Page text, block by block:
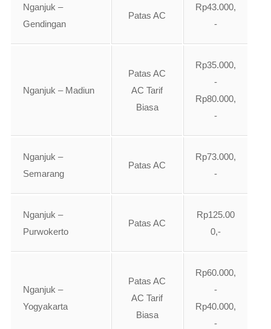
Nganjuk –
Gendingan
Patas AC
Rp43.000,
-
Nganjuk – Madiun
Patas AC
AC Tarif
Biasa
Rp35.000,
-
Rp80.000,
-
Nganjuk –
Semarang
Patas AC
Rp73.000,
-
Nganjuk –
Purwokerto
Patas AC
Rp125.00
0,-
Nganjuk –
Yogyakarta
Patas AC
AC Tarif
Biasa
Rp60.000,
-
Rp40.000,
-